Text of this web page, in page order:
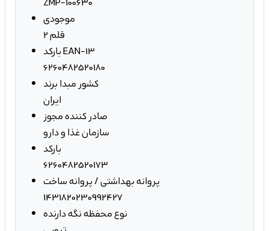
موجودی
2 قلم
بارکد EAN-13
6260482520180
کشور مبدا برند
ایران
صادر کننده مجوز
سازمان غذا و دارو
بارکد
6260482520173
پروانه بهداشتی / پروانه ساخت
1431820230992427
نوع محفظه نگه دارنده